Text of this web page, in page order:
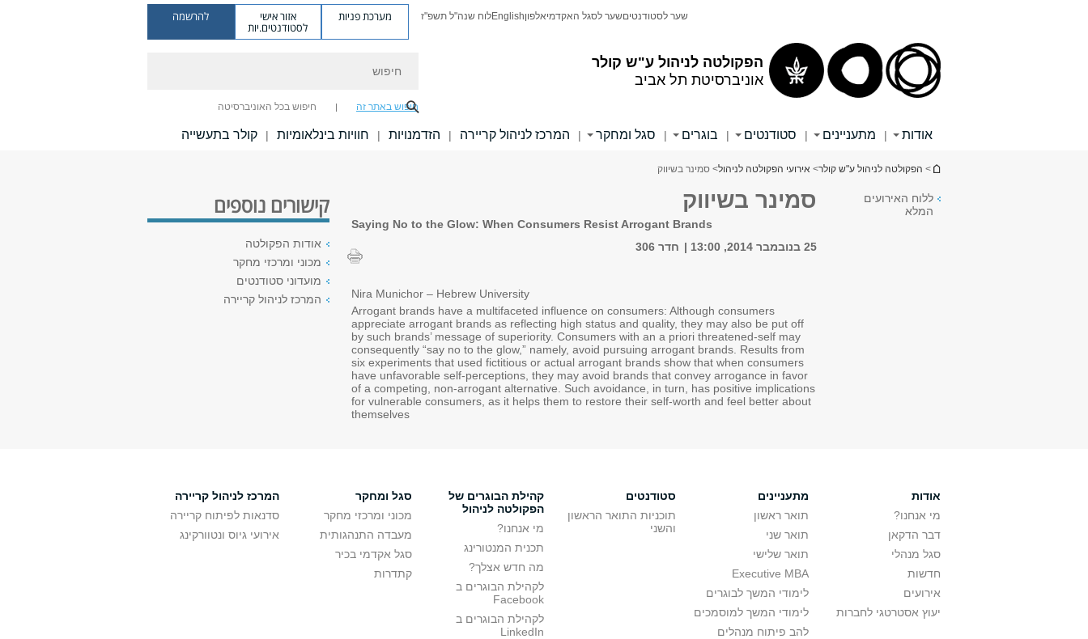
הפקולטה לניהול ע"ש קולר
אוניברסיטת תל אביב
שער לסטודנטיםשער לסגל האקדמיאלפוןEnglishלוח שנה"ל תשפ"ז מערכת פניות אזור אישי
לסטודנטים.יות
להרשמה
חיפוש באתר זה חיפוש בכל האוניברסיטה
אודות | מתעניינים | סטודנטים | בוגרים | סגל ומחקר | המרכז לניהול קריירה | הזדמנויות | חוויות בינלאומיות | קולר בתעשייה
הינך נמצא כאן
> הפקולטה לניהול ע"ש קולר> אירועי הפקולטה לניהול> סמינר בשיווק
ללוח האירועים
המלא
סמינר בשיווק
Saying No to the Glow: When Consumers Resist Arrogant Brands
25 בנובמבר 2014, 13:00
חדר 306
Nira Munichor – Hebrew University
Arrogant brands have a multifaceted influence on consumers: Although consumers
appreciate arrogant brands as reflecting high status and quality, they may also be put off
by such brands’ message of superiority. Consumers with an a priori threatened-self may
consequently “say no to the glow,” namely, avoid pursuing arrogant brands. Results from
six experiments that used fictitious or actual arrogant brands show that when consumers
have unfavorable self-perceptions, they may avoid brands that convey arrogance in favor
of a competing, non-arrogant alternative. Such avoidance, in turn, has positive implications
for vulnerable consumers, as it helps them to restore their self-worth and feel better about
themselves
קישורים נוספים
אודות הפקולטה
מכוני ומרכזי מחקר
מועדוני סטודנטים
המרכז לניהול קריירה
אודות
מי אנחנו?
דבר הדקאן
סגל מנהלי
חדשות
אירועים
יעוץ אסטרטגי לחברות
מתעניינים
תואר ראשון
תואר שני
תואר שלישי
Executive MBA
לימודי המשך לבוגרים
לימודי המשך למוסמכים
להב פיתוח מנהלים
סטודנטים
תוכניות התואר הראשון
והשני
קהילת הבוגרים של
הפקולטה לניהול
מי אנחנו?
תכנית המנטורינג
מה חדש אצלך?
לקהילת הבוגרים ב
Facebook
לקהילת הבוגרים ב
LinkedIn
סגל ומחקר
מכוני ומרכזי מחקר
מעבדה התנהגותית
סגל אקדמי בכיר
קתדרות
המרכז לניהול קריירה
סדנאות לפיתוח קריירה
אירועי גיוס ונטוורקינג